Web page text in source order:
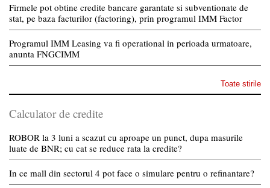
Firmele pot obtine credite bancare garantate si subventionate de
stat, pe baza facturilor (factoring), prin programul IMM Factor
Programul IMM Leasing va fi operational in perioada urmatoare,
anunta FNGCIMM
Toate stirile
Calculator de credite
ROBOR la 3 luni a scazut cu aproape un punct, dupa masurile
luate de BNR; cu cat se reduce rata la credite?
In ce mall din sectorul 4 pot face o simulare pentru o refinantare?